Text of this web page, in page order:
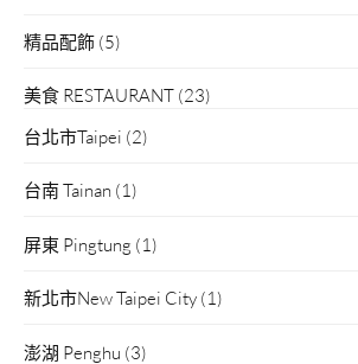
精品配飾 (5)
美食 RESTAURANT (23)
台北市Taipei (2)
台南 Tainan (1)
屏東 Pingtung (1)
新北市New Taipei City (1)
澎湖 Penghu (3)